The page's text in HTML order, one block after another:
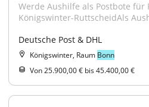
Werde Aushilfe als Postbote für
Königswinter-RuttscheidAls
Deutsche Post & DHL
Königswinter, Raum Bonn
Von 25.900,00 € bis 45.400,00 €